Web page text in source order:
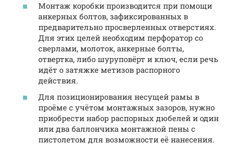
Монтаж коробки производится при помощи
анкерных болтов, зафиксированных в
предварительно просверленных отверстиях.
Для этих целей необходим перфоратор со
сверлами, молоток, анкерные болты,
отвертка, либо шуруповёрт и ключ, если речь
идёт о затяжке метизов распорного
действия.
Для позиционирования несущей рамы в
проёме с учётом монтажных зазоров, нужно
приобрести набор распорных дюбелей и один
или два баллончика монтажной пены с
пистолетом для возможности её нанесения.